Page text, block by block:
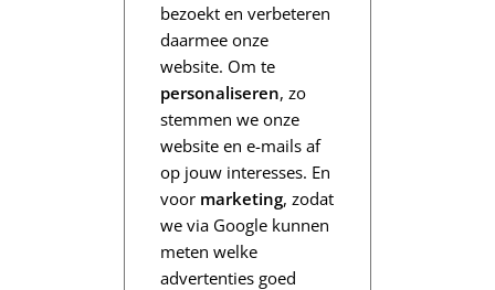
bezoekt en verbeteren
daarmee onze
website. Om te
personaliseren, zo
stemmen we onze
website en e-mails af
op jouw interesses. En
voor marketing, zodat
we via Google kunnen
meten welke
advertenties goed